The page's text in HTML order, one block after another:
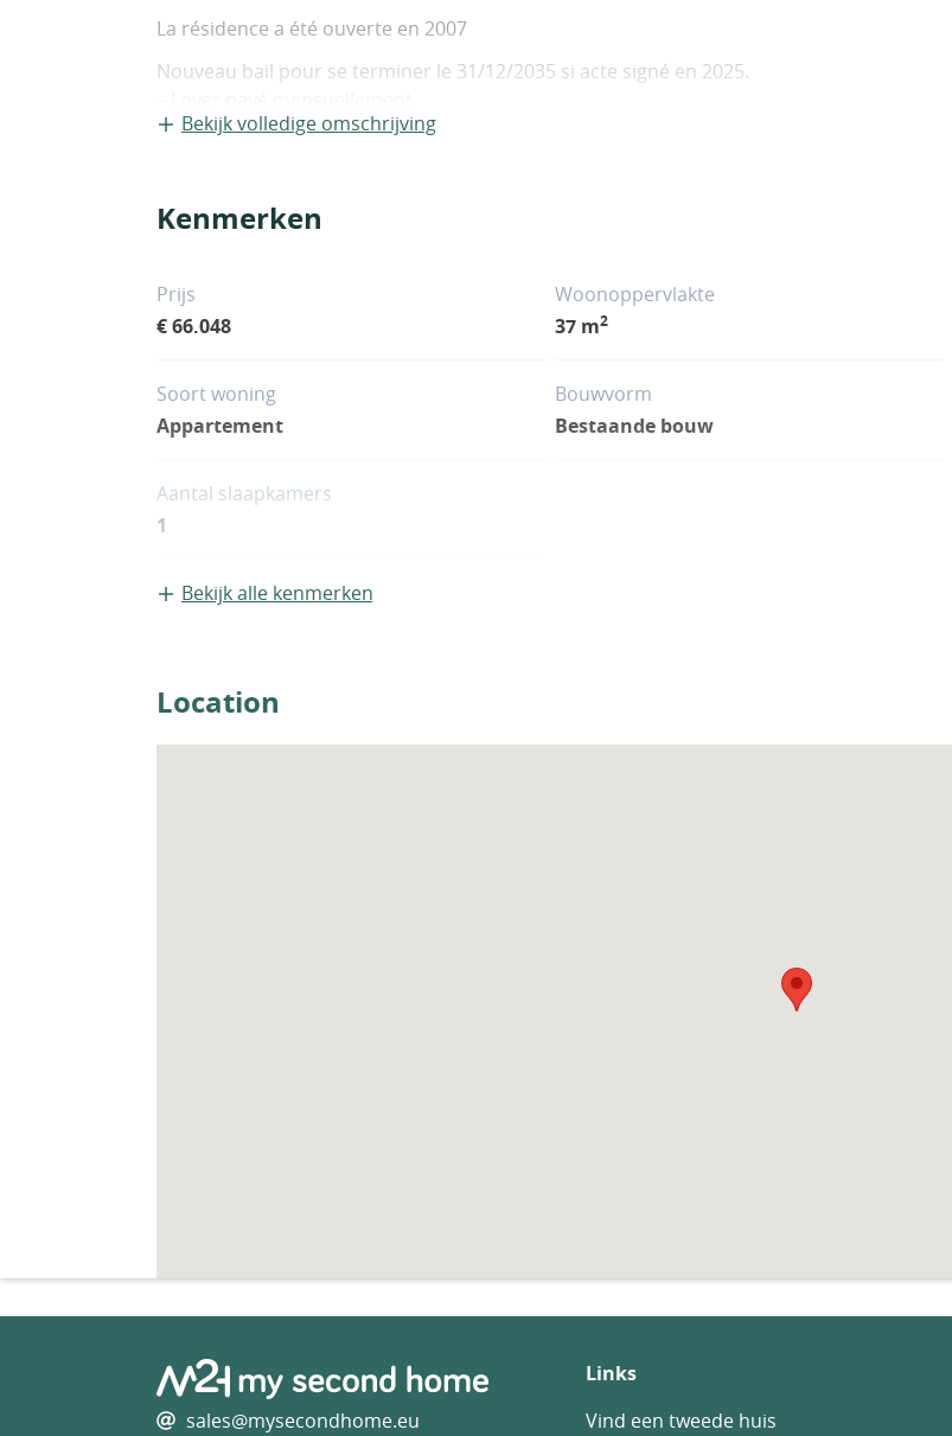
La résidence a été ouverte en 2007
Nouveau bail pour se terminer le 31/12/2035 si acte signé en 2025.
– Indexation annuelle
locative, accompagnement juridique et fiscal.
Bekijk volledige omschrijving
Kenmerken
Prijs
€ 66.048
Woonoppervlakte
37 m2
Soort woning
Appartement
Bouwvorm
Bestaande bouw
Aantal slaapkamers
1
Bekijk alle kenmerken
Location
sales@mysecondhome.eu
Links
Vind een tweede huis